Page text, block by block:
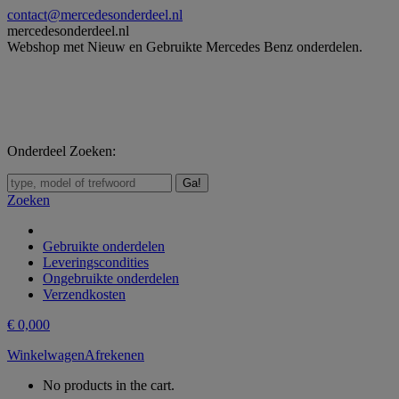
Skip
to
content
contact@mercedesonderdeel.nl
mercedesonderdeel.nl
Webshop met Nieuw en Gebruikte Mercedes Benz onderdelen.
Onderdeel Zoeken:
Zoeken:
Zoeken
Gebruikte onderdelen
Leveringscondities
Ongebruikte onderdelen
Verzendkosten
€ 0,000
WinkelwagenAfrekenen
No products in the cart.